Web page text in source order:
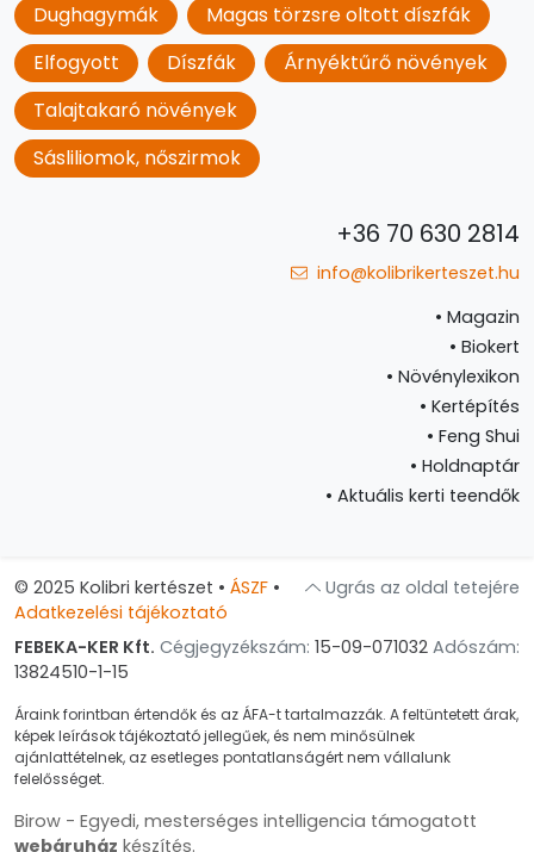
Dughagymák
Magas törzsre oltott díszfák
Elfogyott
Díszfák
Árnyéktűrő növények
Talajtakaró növények
Sásliliomok, nőszirmok
+36 70 630 2814
info@kolibrikerteszet.hu
• Magazin
• Biokert
• Növénylexikon
• Kertépítés
• Feng Shui
• Holdnaptár
• Aktuális kerti teendők
Ugrás az oldal tetejére
© 2025 Kolibri kertészet • ÁSZF •
Adatkezelési tájékoztató
FEBEKA-KER Kft. Cégjegyzékszám: 15-09-071032 Adószám:
13824510-1-15
Áraink forintban értendők és az ÁFA-t tartalmazzák. A feltüntetett árak,
képek leírások tájékoztató jellegűek, és nem minősülnek
ajánlattételnek, az esetleges pontatlanságért nem vállalunk
felelősséget.
Birow - Egyedi, mesterséges intelligencia támogatott
webáruház készítés.